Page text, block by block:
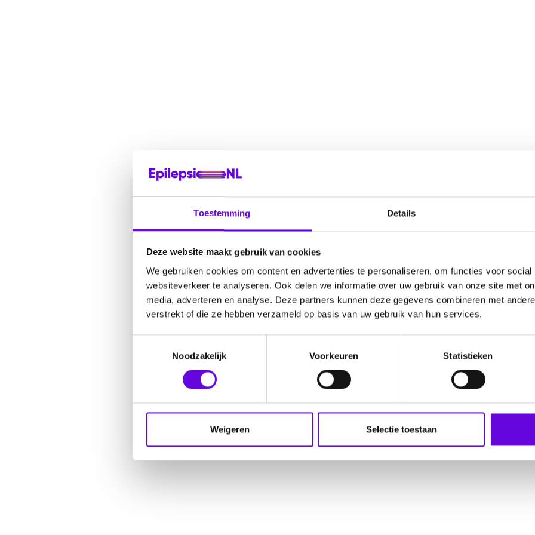
Toestemming Details
Deze website maakt gebruik van cookies
We gebruiken cookies om content en advertenties te personaliseren, om functies voor
websiteverkeer te analyseren. Ook delen we informatie over uw gebruik van onze site met
media, adverteren en analyse. Deze partners kunnen deze gegevens combineren met
verstrekt of die ze hebben verzameld op basis van uw gebruik van hun services.
Noodzakelijk
Voorkeuren Statistieken
Weigeren Selectie toestaan